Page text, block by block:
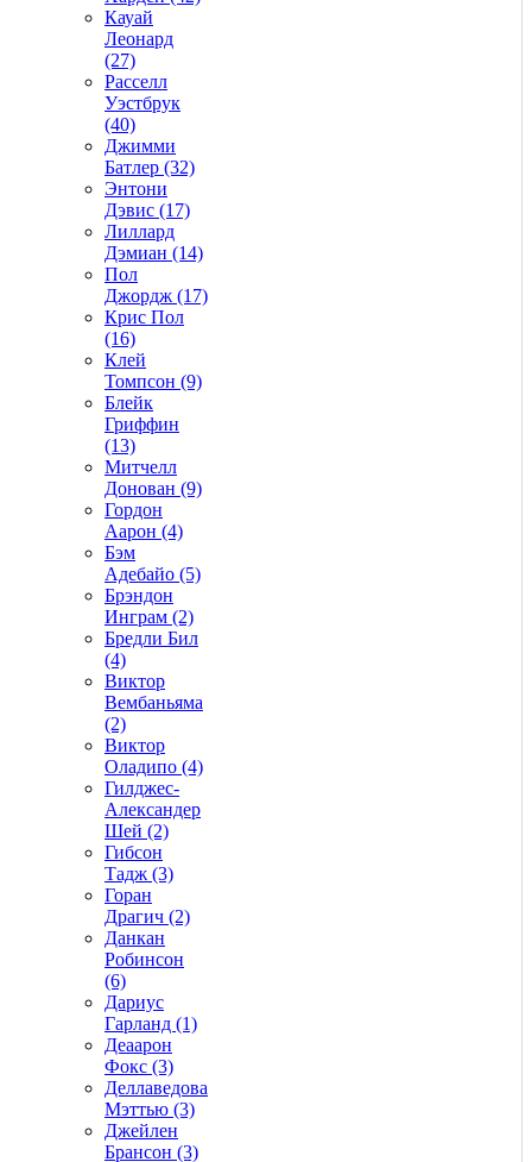
Кауай
Леонард
(27)
Расселл
Уэстбрук
(40)
Джимми
Батлер (32)
Энтони
Дэвис (17)
Лиллард
Дэмиан (14)
Пол
Джордж (17)
Крис Пол
(16)
Клей
Томпсон (9)
Блейк
Гриффин
(13)
Митчелл
Донован (9)
Гордон
Аарон (4)
Бэм
Адебайо (5)
Брэндон
Инграм (2)
Бредли Бил
(4)
Виктор
Вембаньяма
(2)
Виктор
Оладипо (4)
Гилджес-
Александер
Шей (2)
Гибсон
Тадж (3)
Горан
Драгич (2)
Данкан
Робинсон
(6)
Дариус
Гарланд (1)
Деаарон
Фокс (3)
Деллаведова
Мэттью (3)
Джейлен
Брансон (3)